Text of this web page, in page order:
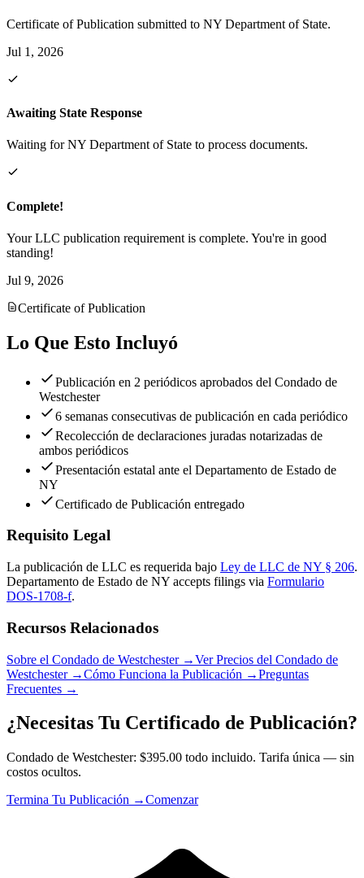
Certificate of Publication submitted to NY Department of State.
Jul 1, 2026
Awaiting State Response
Waiting for NY Department of State to process documents.
Complete!
Your LLC publication requirement is complete. You're in good
standing!
Jul 9, 2026
Certificate of Publication
Lo Que Esto Incluyó
Publicación en 2 periódicos aprobados del Condado de
Westchester
6 semanas consecutivas de publicación en cada periódico
Recolección de declaraciones juradas notarizadas de
ambos periódicos
Presentación estatal ante el Departamento de Estado de
NY
Certificado de Publicación entregado
Requisito Legal
La publicación de LLC es requerida bajo Ley de LLC de NY § 206.
Departamento de Estado de NY accepts filings via Formulario
DOS-1708-f.
Recursos Relacionados
Sobre el Condado de Westchester→Ver Precios del Condado de
Westchester→Cómo Funciona la Publicación →Preguntas
Frecuentes →
¿Necesitas Tu Certificado de Publicación?
Condado de Westchester: $395.00 todo incluido. Tarifa única — sin
costos ocultos.
Termina Tu Publicación →Comenzar